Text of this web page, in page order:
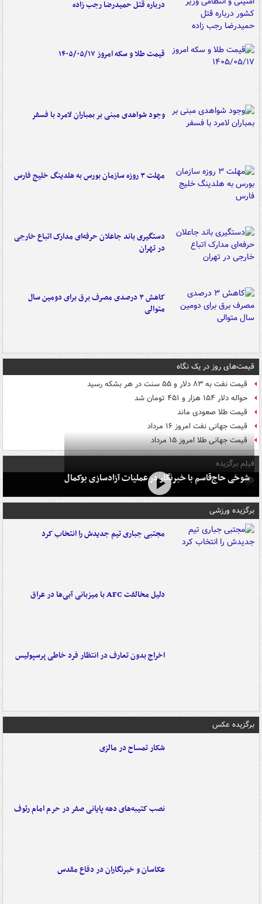
درباره قتل حمیدرضا رجب زاده
قیمت طلا و سکه امروز ۱۴۰۵/۰۵/۱۷
وجود شواهدی مبنی بر بمباران لامرد با فسفر
مهلت ۳ روزه سازمان بورس به هلدینگ خلیج فارس
دستگیری باند جاعلان حرفه‌ای مدارک اتباع خارجی
در تهران
کاهش ۳ درصدی مصرف برق برای دومین سال
متوالی
قیمت‌های روز در یک نگاه
قیمت نفت به ۸۳ دلار و ۵۵ سنت در هر بشکه رسید
حواله دلار ۱۵۴ هزار و ۴۵۱ تومان شد
قیمت طلا صعودی ماند
قیمت جهانی نفت امروز ۱۶ مرداد
قیمت جهانی طلا امروز ۱۵ مرداد
فیلم برگزیده
شوخی حاج‌قاسم با خبرنگار در عملیات آزادسازی بوکمال
برگزیده ورزشی
مجتبی جباری تیم جدیدش را انتخاب کرد
دلیل مخالفت AFC با میزبانی آبی‌ها در عراق
اخراج بدون تعارف در انتظار فرد خاطی پرسپولیس
برگزیده عکس
شکار تمساح در مالزی
نصب کتیبه‌های دهه پایانی صفر در حرم امام رئوف
عکاسان و خبرنگاران در دفاع مقدس